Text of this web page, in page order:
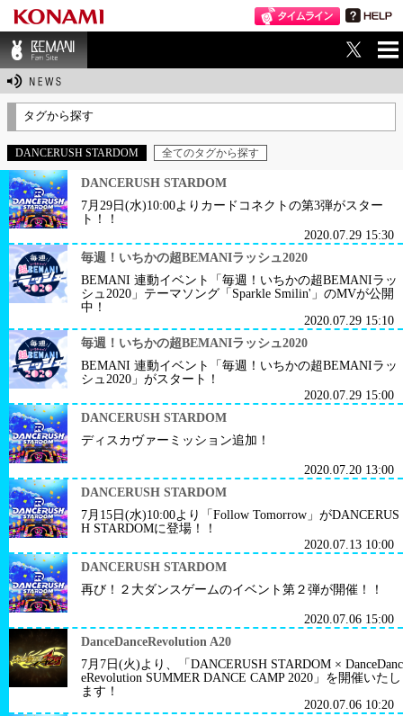
BEMANI Fan Sit
タグから探す
DANCERUSH STARDOM 全てのタグから探す
DANCERUSH STARDOM
7月29日(水)10:00よりカードコネクトの第3弾がスター
ト！！
2020.07.29 15:30
毎週！いちかの超BEMANIラッシュ2020
BEMANI 連動イベント「毎週！いちかの超BEMANIラッ
シュ2020」テーマソング「Sparkle Smilin'」のMVが公開
中！
2020.07.29 15:10
毎週！いちかの超BEMANIラッシュ2020
BEMANI 連動イベント「毎週！いちかの超BEMANIラッ
シュ2020」がスタート！
2020.07.29 15:00
DANCERUSH STARDOM
ディスカヴァーミッション追加！
2020.07.20 13:00
DANCERUSH STARDOM
7月15日(水)10:00より「Follow Tomorrow」がDANCERUS
H STARDOMに登場！！
2020.07.13 10:00
DANCERUSH STARDOM
再び！２大ダンスゲームのイベント第２弾が開催！！
2020.07.06 15:00
DanceDanceRevolution A20
7月7日(火)より、「DANCERUSH STARDOM × DanceDanc
eRevolution SUMMER DANCE CAMP 2020」を開催いたし
ます！
2020.07.06 10:20